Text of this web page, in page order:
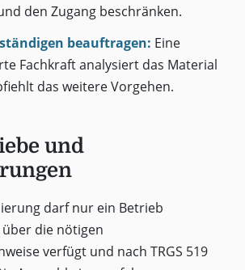
den Zugang beschränken.
beauftragen: Eine
Fachkraft analysiert das Material
das weitere Vorgehen.
und
darf nur ein Betrieb
die nötigen
verfügt und nach TRGS 519